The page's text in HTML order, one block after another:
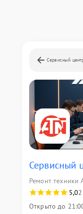
Сервисный
Сервисный
Ремонт техники
5,0
Открыто до